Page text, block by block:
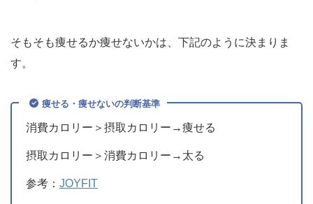
そもそも痩せるか痩せないかは、下記のように決まりま
す。
痩せる・痩せないの判断基準
消費カロリー＞摂取カロリー→痩せる
摂取カロリー＞消費カロリー→太る
参考： JOYFIT